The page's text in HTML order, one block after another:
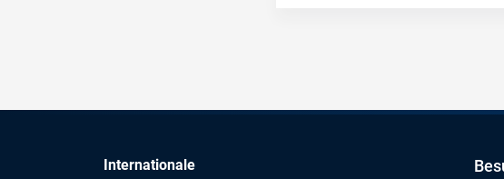
Internationale